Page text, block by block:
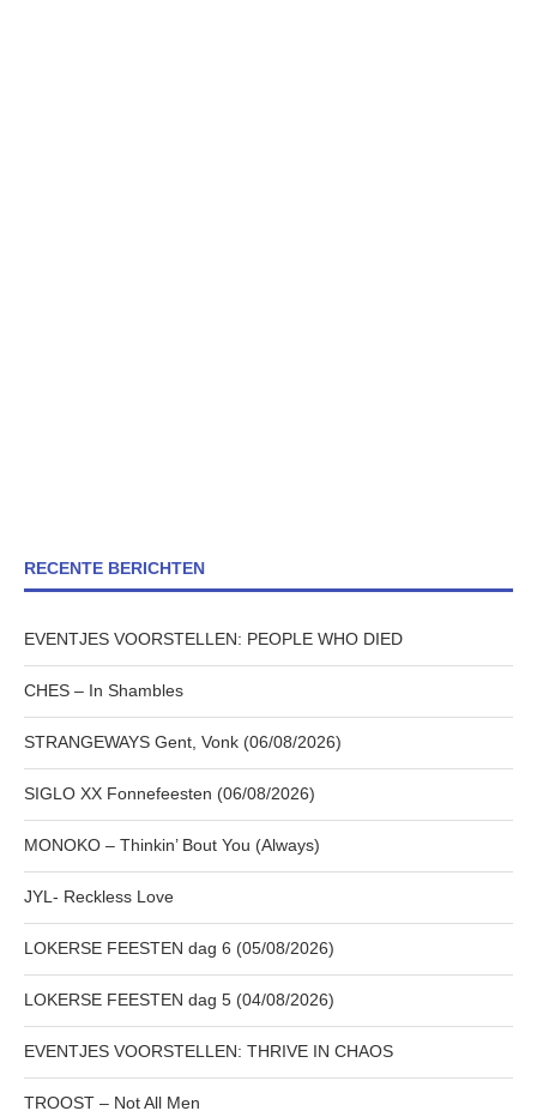
RECENTE BERICHTEN
EVENTJES VOORSTELLEN: PEOPLE WHO DIED
CHES – In Shambles
STRANGEWAYS Gent, Vonk (06/08/2026)
SIGLO XX Fonnefeesten (06/08/2026)
MONOKO – Thinkin’ Bout You (Always)
JYL- Reckless Love
LOKERSE FEESTEN dag 6 (05/08/2026)
LOKERSE FEESTEN dag 5 (04/08/2026)
EVENTJES VOORSTELLEN: THRIVE IN CHAOS
TROOST – Not All Men